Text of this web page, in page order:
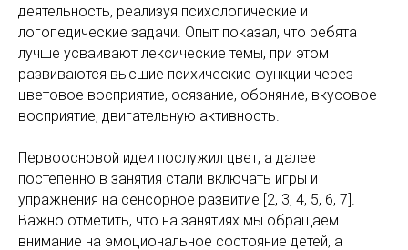
деятельность, реализуя психологические и
логопедические задачи. Опыт показал, что ребята
лучше усваивают лексические темы, при этом
развиваются высшие психические функции через
цветовое восприятие, осязание, обоняние, вкусовое
восприятие, двигательную активность.
Первоосновой идеи послужил цвет, а далее
постепенно в занятия стали включать игры и
упражнения на сенсорное развитие [2, 3, 4, 5, 6, 7].
Важно отметить, что на занятиях мы обращаем
внимание на эмоциональное состояние детей, а